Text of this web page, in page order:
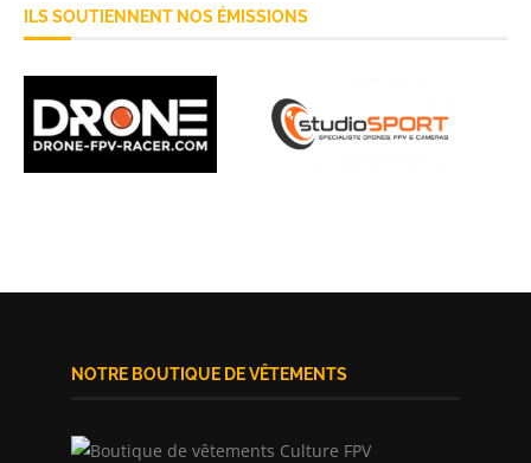
ILS SOUTIENNENT NOS ÉMISSIONS
NOTRE BOUTIQUE DE VÊTEMENTS